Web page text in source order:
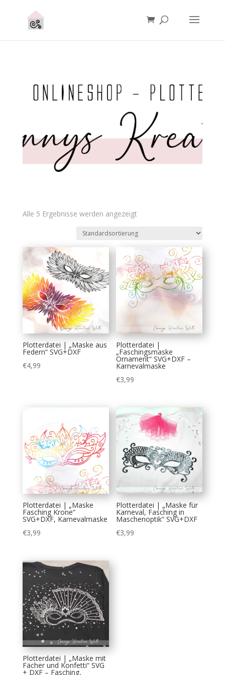
Alle 5 Ergebnisse werden angezeigt
Plotterdatei | „Maske aus
Federn“ SVG+DXF
€4,99
Plotterdatei |
„Faschingsmaske
Ornament“ SVG+DXF –
Karnevalmaske
€3,99
Plotterdatei | „Maske
Fasching Krone“
SVG+DXF, Karnevalmaske
€3,99
Plotterdatei | „Maske für
Karneval, Fasching in
Maschenoptik“ SVG+DXF
€3,99
Plotterdatei | „Maske mit
Fächer und Konfetti“ SVG
+ DXF – Fasching,